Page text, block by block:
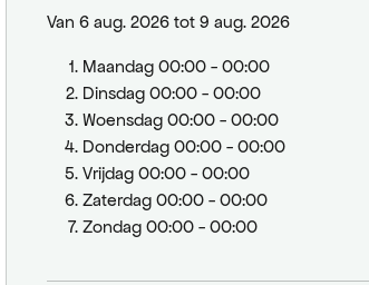
Van 6 aug. 2026 tot 9 aug. 2026
Maandag 00:00 - 00:00
Dinsdag 00:00 - 00:00
Woensdag 00:00 - 00:00
Donderdag 00:00 - 00:00
Vrijdag 00:00 - 00:00
Zaterdag 00:00 - 00:00
Zondag 00:00 - 00:00